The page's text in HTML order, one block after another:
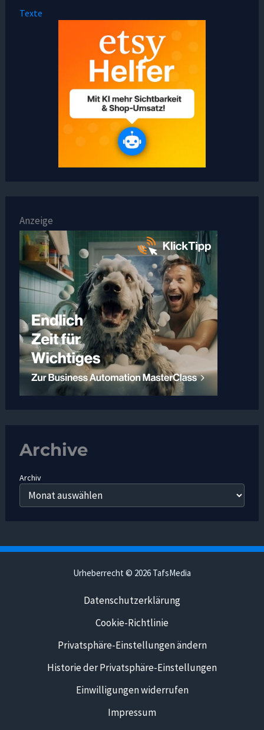
Texte
Anzeige
Archive
Archiv
Urheberrecht © 2026 TafsMedia
Datenschutzerklärung
Cookie-Richtlinie
Privatsphäre-Einstellungen ändern
Historie der Privatsphäre-Einstellungen
Einwilligungen widerrufen
Impressum